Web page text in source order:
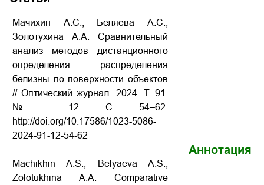
Мачихин А.С., Беляева А.С.,
Золотухина А.А. Сравнительный
анализ методов дистанционного
определения распределения
белизны по поверхности объектов
// Оптический журнал. 2024. Т. 91.
№ 12. С. 54–62.
http://doi.org/10.17586/1023-5086-
2024-91-12-54-62
Machikhin A.S., Belyaeva A.S.,
Zolotukhina A.A. Comparative
Аннотация